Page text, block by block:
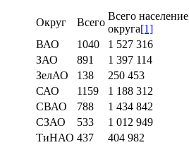
Округ Всего
Всего население
округа[1]
ВАО
1040 1 527 316
ЗАО
891 1 397 114
ЗелАО
138 250 453
САО
1159 1 188 312
СВАО
788 1 434 842
СЗАО
533 1 012 949
ТиНАО 437 404 982